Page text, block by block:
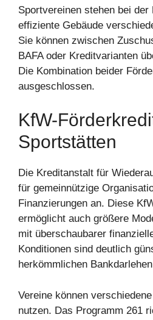
Sportvereinen stehen bei der
effiziente Gebäude
Sie können zwischen
BAFA oder Kreditvarianten
Die Kombination beider
ausgeschlossen.
KfW-
Sportstätten
Die Kreditanstalt für
für gemeinnützige
Finanzierungen an. Diese
ermöglicht auch größere
mit überschaubarer
Konditionen sind deutlich
herkömmlichen
Vereine können
nutzen. Das Programm 261